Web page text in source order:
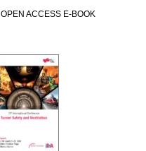
OPEN AC­CESS E-BOOK